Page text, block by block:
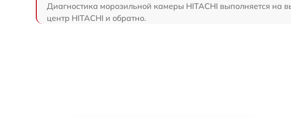
Диагностика морозильной камеры HITACHI выполняется на
центр HITACHI и обратно.